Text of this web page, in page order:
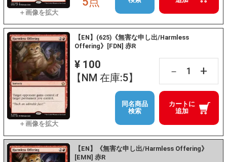
【EN】(625)《無害な申し出/Harmless
Offering》[FDN] 赤R
¥ 100
【NM 在庫:5】
－ +
カートに
追加
同名商品
検索
【EN】《無害な申し出/Harmless Offering》
[EMN] 赤R